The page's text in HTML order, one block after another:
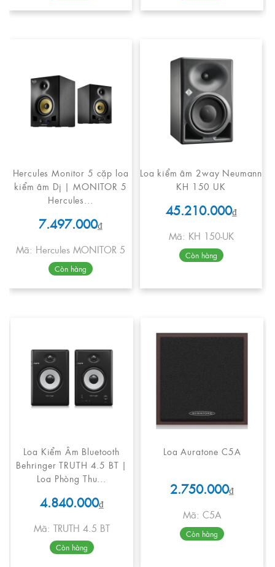
Hercules Monitor 5 cặp loa
kiểm âm Dj | MONITOR 5
Hercules...
7.497.000₫
Mã: Hercules MONITOR 5
Còn hàng
Loa kiểm âm 2way Neumann
KH 150 UK
45.210.000₫
Mã: KH 150-UK
Còn hàng
Loa Kiểm Âm Bluetooth
Behringer TRUTH 4.5 BT |
Loa Phòng Thu...
4.840.000₫
Mã: TRUTH 4.5 BT
Còn hàng
Loa Auratone C5A
2.750.000₫
Mã: C5A
Còn hàng